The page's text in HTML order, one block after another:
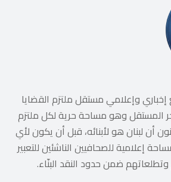
وإعلامي مستقل ملتزم القضايا
المستقل وهو مساحة حرية لكل ملتزم
أن لبنان هو لأبنائه، قبل أن يكون لأي
إعلامية للصحافيين الناشئين للتعبير
ضمن حدود النقد البنّاء.